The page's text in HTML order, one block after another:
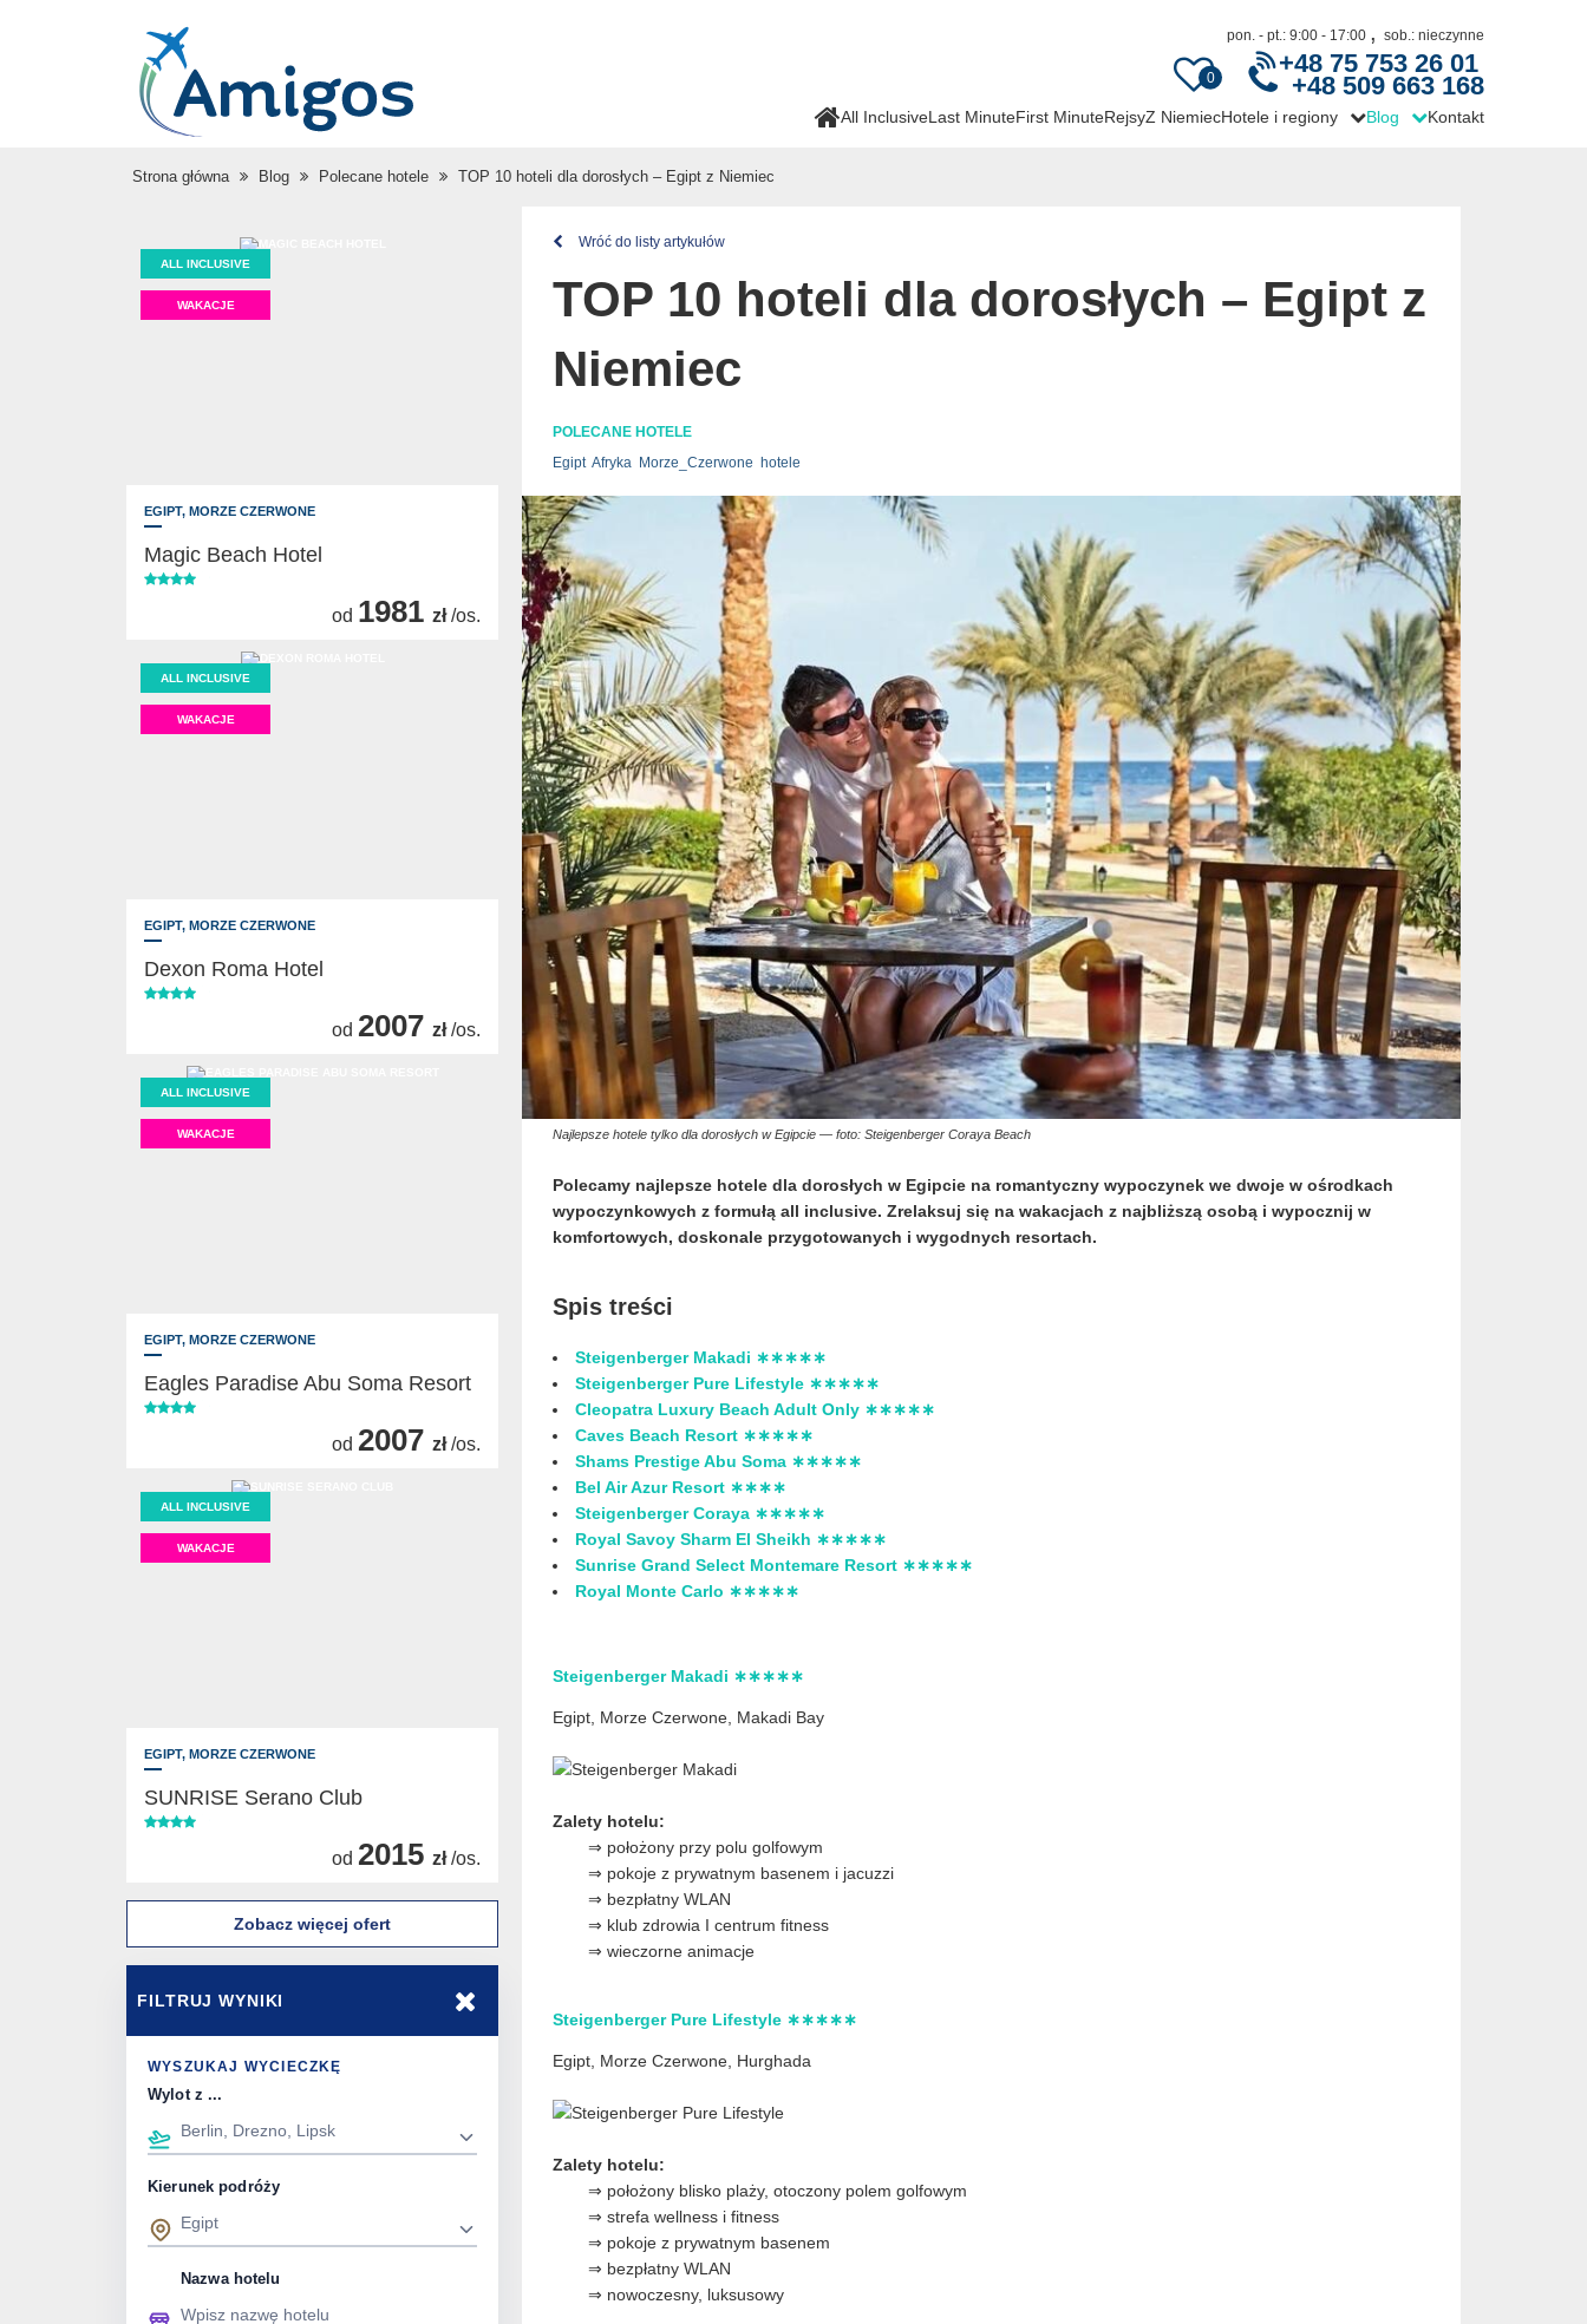
0
pon. - pt.: 9:00 - 17:00 , sob.: nieczynne
+48 75 753 26 01
+48 509 663 168
All InclusiveLast MinuteFirst MinuteRejsyZ NiemiecHotele i regiony Blog Kontakt
Strona główna Blog Polecane hotele TOP 10 hoteli dla dorosłych – Egipt z Niemiec
Wróć do listy artykułów
TOP 10 hoteli dla dorosłych – Egipt z
Niemiec
POLECANE HOTELE
Egipt Afryka Morze_Czerwone hotele
Najlepsze hotele tylko dla dorosłych w Egipcie — foto: Steigenberger Coraya Beach
Polecamy najlepsze hotele dla dorosłych w Egipcie na romantyczny wypoczynek we dwoje w ośrodkach
wypoczynkowych z formułą all inclusive. Zrelaksuj się na wakacjach z najbliższą osobą i wypocznij w
komfortowych, doskonale przygotowanych i wygodnych resortach.
Spis treści
Steigenberger Makadi ∗∗∗∗∗
Steigenberger Pure Lifestyle ∗∗∗∗∗
Cleopatra Luxury Beach Adult Only ∗∗∗∗∗
Caves Beach Resort ∗∗∗∗∗
Shams Prestige Abu Soma ∗∗∗∗∗
Bel Air Azur Resort ∗∗∗∗
Steigenberger Coraya ∗∗∗∗∗
Royal Savoy Sharm El Sheikh ∗∗∗∗∗
Sunrise Grand Select Montemare Resort ∗∗∗∗∗
Royal Monte Carlo ∗∗∗∗∗
Steigenberger Makadi ∗∗∗∗∗
Egipt, Morze Czerwone, Makadi Bay
Zalety hotelu:
⇒ położony przy polu golfowym
⇒ pokoje z prywatnym basenem i jacuzzi
⇒ bezpłatny WLAN
⇒ klub zdrowia I centrum fitness
⇒ wieczorne animacje
Steigenberger Pure Lifestyle ∗∗∗∗∗
Egipt, Morze Czerwone, Hurghada
Zalety hotelu:
⇒ położony blisko plaży, otoczony polem golfowym
⇒ strefa wellness i fitness
⇒ pokoje z prywatnym basenem
⇒ bezpłatny WLAN
⇒ nowoczesny, luksusowy
FILTRUJ WYNIKI
WYSZUKAJ WYCIECZKĘ
Wylot z ...
Kierunek podróży
Nazwa hotelu
ALL INCLUSIVE
WAKACJE
EGIPT, MORZE CZERWONE
Magic Beach Hotel
od 1981 zł /os.
ALL INCLUSIVE
WAKACJE
EGIPT, MORZE CZERWONE
Dexon Roma Hotel
od 2007 zł /os.
ALL INCLUSIVE
WAKACJE
EGIPT, MORZE CZERWONE
Eagles Paradise Abu Soma Resort
od 2007 zł /os.
ALL INCLUSIVE
WAKACJE
EGIPT, MORZE CZERWONE
SUNRISE Serano Club
od 2015 zł /os.
Zobacz więcej ofert